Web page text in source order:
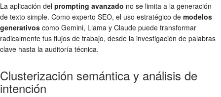
La aplicación del prompting avanzado no se limita a la generación
de texto simple. Como experto SEO, el uso estratégico de modelos
generativos como Gemini, Llama y Claude puede transformar
radicalmente tus flujos de trabajo, desde la investigación de palabras
clave hasta la auditoría técnica.
Clusterización semántica y análisis de
intención